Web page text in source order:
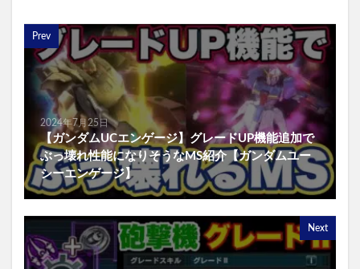
Prev
2024年7月25日
【ガンダムUCエンゲージ】グレードUP機能追加で
ぶっ壊れ性能になりそうなMS紹介【ガンダムユー
シーエンゲージ】
Next